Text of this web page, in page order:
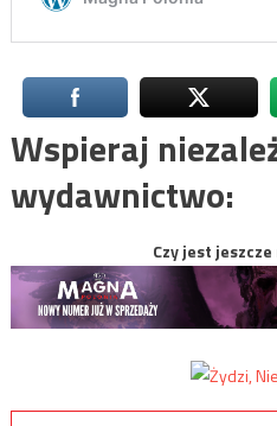
Wspieraj
wydawnictwo:
Czy jest